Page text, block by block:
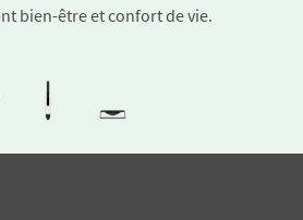
bien-être et confort de vie.